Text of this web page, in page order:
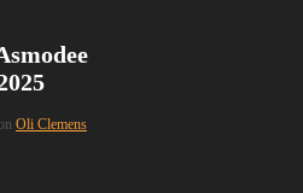
Oli Clemens